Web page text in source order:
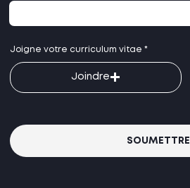
Joigne votre curriculum vitae
Joindre
SOUMETTRE